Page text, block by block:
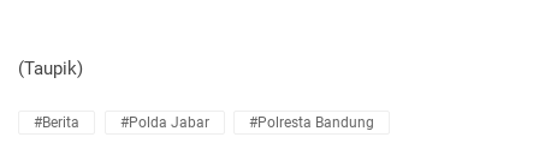
(Taupik)
#Berita #Polda Jabar #Polresta Bandung